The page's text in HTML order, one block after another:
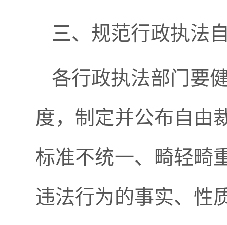
三、规范行政执法
各行政执法部门要
度，制定并公布自由
标准不统一、畸轻畸
违法行为的事实、性